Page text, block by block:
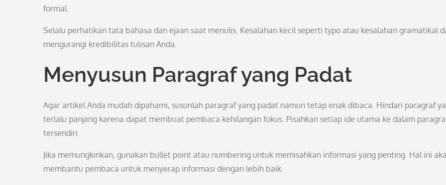
formal.
Selalu perhatikan tata bahasa dan ejaan saat menulis. Kesalahan kecil seperti typo atau kesalahan gramatikal
mengurangi kredibilitas tulisan Anda.
Menyusun Paragraf yang Padat
Agar artikel Anda mudah dipahami, susunlah paragraf yang padat namun tetap enak dibaca. Hindari paragraf
terlalu panjang karena dapat membuat pembaca kehilangan fokus. Pisahkan setiap ide utama ke dalam
tersendiri.
Jika memungkinkan, gunakan bullet point atau numbering untuk memisahkan informasi yang penting. Hal ini
membantu pembaca untuk menyerap informasi dengan lebih baik.